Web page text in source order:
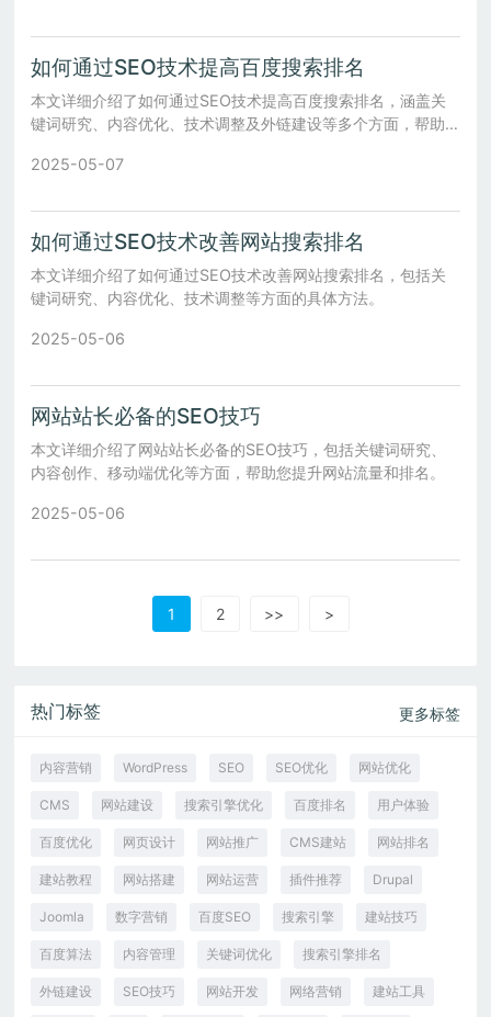
如何通过SEO技术提高百度搜索排名
本文详细介绍了如何通过SEO技术提高百度搜索排名，涵盖关
键词研究、内容优化、技术调整及外链建设等多个方面，帮助您
2025-05-07
如何通过SEO技术改善网站搜索排名
本文详细介绍了如何通过SEO技术改善网站搜索排名，包括关
键词研究、内容优化、技术调整等方面的具体方法。
2025-05-06
网站站长必备的SEO技巧
本文详细介绍了网站站长必备的SEO技巧，包括关键词研究、
内容创作、移动端优化等方面，帮助您提升网站流量和排名。
2025-05-06
1 2 >> >
热门标签 更多标签
内容营销 WordPress SEO SEO优化 网站优化
CMS 网站建设 搜索引擎优化 百度排名 用户体验
百度优化 网页设计 网站推广 CMS建站 网站排名
建站教程 网站搭建 网站运营 插件推荐 Drupal
Joomla 数字营销 百度SEO 搜索引擎 建站技巧
百度算法 内容管理 关键词优化 搜索引擎排名
外链建设 SEO技巧 网站开发 网络营销 建站工具